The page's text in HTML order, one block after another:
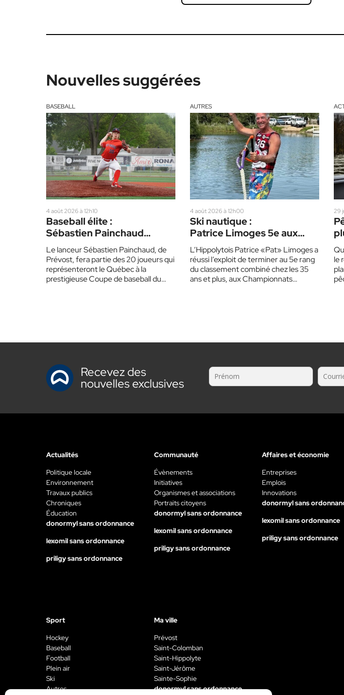
Nouvelles suggérées
BASEBALL
4 août 2026 à 12h10
Baseball élite :
Sébastien Painchaud
perce les rangs d’Équipe
Québec 17U
Le lanceur Sébastien Painchaud, de
Prévost, fera partie des 20 joueurs qui
représenteront le Québec à la
prestigieuse Coupe de baseball du
AUTRES
4 août 2026 à 12h00
Ski nautique :
Patrice Limoges 5e aux
Mondiaux de ski nautique
L’Hippolytois Patrice «Pat» Limoges a
réussi l’exploit de terminer au 5e rang
du classement combiné chez les 35
ans et plus, aux Championnats
29
le
Recevez des
nouvelles exclusives
Actualités
Politique locale
Environnement
Travaux publics
Chroniques
Éducation
donormyl sans ordonnance
lexomil sans ordonnance
priligy sans ordonnance
Communauté
Évènements
Initiatives
Organismes et associations
Portraits citoyens
donormyl sans ordonnance
lexomil sans ordonnance
priligy sans ordonnance
Affaires et économie
Entreprises
Emplois
Innovations
donormyl sans
lexomil sans ordonnance
priligy sans ordonnance
Sport
Hockey
Baseball
Football
Plein air
Ski
Autres
Ma ville
Prévost
Saint-Colomban
Saint-Hippolyte
Saint-Jérôme
Sainte-Sophie
donormyl sans ordonnance